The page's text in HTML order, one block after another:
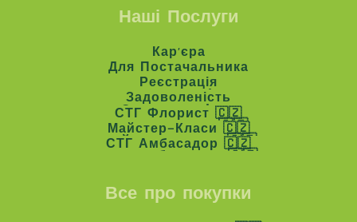
Наші Послуги
Кар'єра
Кар'єра
Для Постачальника
Для Постачальника
Реєстрація
Реєстрація
Задоволеність
Задоволеність
СТГ Флорист 🇨🇿
СТГ Флорист 🇨🇿
Майстер-Класи 🇨🇿
Майстер-Класи 🇨🇿
СТГ Амбасадор 🇨🇿
СТГ Амбасадор 🇨🇿
Все про покупки